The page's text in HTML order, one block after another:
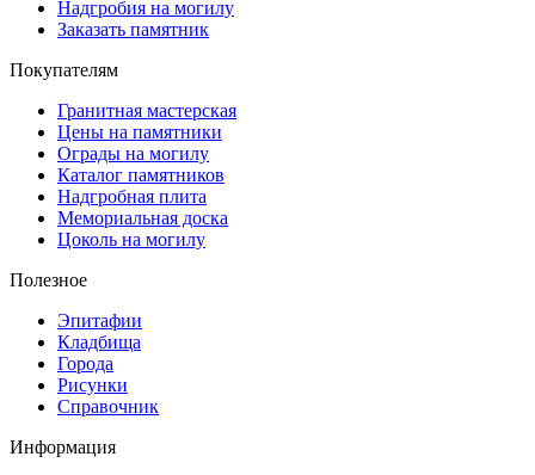
Надгробия на могилу
Заказать памятник
Покупателям
Гранитная мастерская
Цены на памятники
Ограды на могилу
Каталог памятников
Надгробная плита
Мемориальная доска
Цоколь на могилу
Полезное
Эпитафии
Кладбища
Города
Рисунки
Справочник
Информация